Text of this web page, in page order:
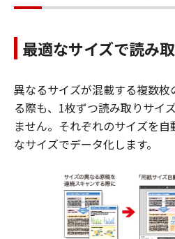
最適なサイズで読み
異なるサイズが混載する複数
る際も、1枚ずつ読み取りサイ
ません。それぞれのサイズを
なサイズでデータ化します。